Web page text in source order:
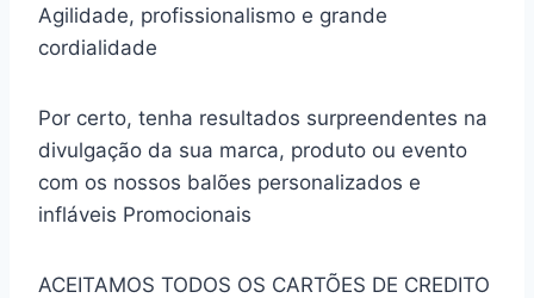
Agilidade, profissionalismo e grande
cordialidade
Por certo, tenha resultados surpreendentes na
divulgação da sua marca, produto ou evento
com os nossos balões personalizados e
infláveis Promocionais
ACEITAMOS TODOS OS CARTÕES DE CREDITO